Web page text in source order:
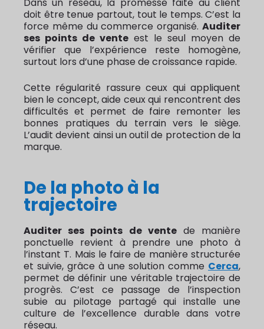
doit être tenue partout, tout le temps. C’est la
force même du commerce organisé. Auditer
ses points de vente est le seul moyen de
vérifier que l’expérience reste homogène,
surtout lors d’une phase de croissance rapide.
Cette régularité rassure ceux qui appliquent
bien le concept, aide ceux qui rencontrent des
difficultés et permet de faire remonter les
bonnes pratiques du terrain vers le siège.
L’audit devient ainsi un outil de protection de la
marque.
De la photo à la
trajectoire
Auditer ses points de ventede manière
ponctuelle revient à prendre une photo à
l’instant T. Mais le faire de manière structurée
et suivie, grâce à une solution comme Cerca,
permet de définir une véritable trajectoire de
progrès. C’est ce passage de l’inspection
subie au pilotage partagé qui installe une
culture de l’excellence durable dans votre
réseau.